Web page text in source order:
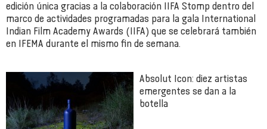
edición única gracias a la colaboración IIFA Stomp dentro del
marco de actividades programadas para la gala International
Indian Film Academy Awards (IIFA) que se celebrará también
en IFEMA durante el mismo fin de semana.
Absolut Icon: diez artistas
emergentes se dan a la
botella